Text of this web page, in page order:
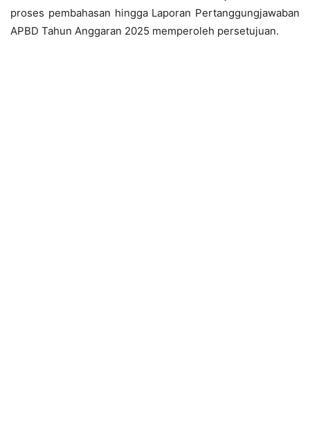
proses pembahasan hingga Laporan Pertanggungjawaban
APBD Tahun Anggaran 2025 memperoleh persetujuan.